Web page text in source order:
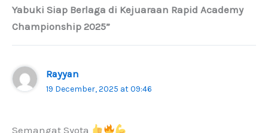
Yabuki Siap Berlaga di Kejuaraan Rapid Academy
Championship 2025”
Rayyan
19 December, 2025 at 09:46
Semangat Syota